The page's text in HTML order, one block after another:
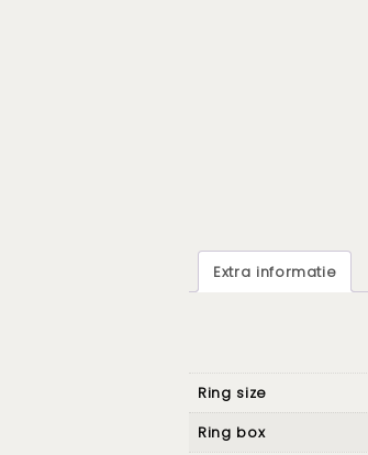
Extra informatie
Ring size
Ring box